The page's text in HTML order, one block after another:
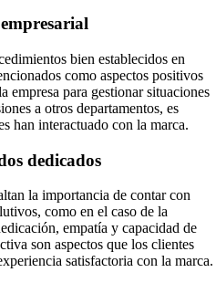
bien establecidos en
como aspectos positivos
empresa para gestionar situaciones
a otros departamentos, es
han interactuado con la marca.
dedicados
la importancia de contar con
como en el caso de la
empatía y capacidad de
son aspectos que los clientes
satisfactoria con la marca.